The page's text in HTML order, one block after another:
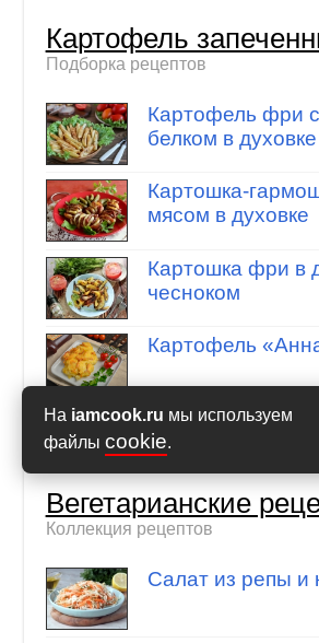
На iamcook.ru мы используем
файлы cookie.
Картофель
Подборка рецептов
Картофель фри
белком в духовке
Картошка-
мясом в духовке
Картошка фри в
чесноком
Картофель
Вегетарианские
Коллекция рецептов
Салат из репы и